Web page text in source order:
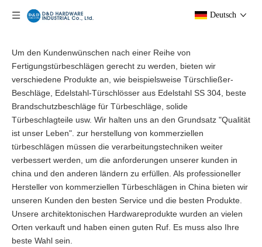
Deutsch
Um den Kundenwünschen nach einer Reihe von
Fertigungstürbeschlägen gerecht zu werden, bieten wir
verschiedene Produkte an, wie beispielsweise Türschließer-
Beschläge, Edelstahl-Türschlösser aus Edelstahl SS 304, beste
Brandschutzbeschläge für Türbeschläge, solide
Türbeschlagteile usw. Wir halten uns an den Grundsatz "Qualität
ist unser Leben". zur herstellung von kommerziellen
türbeschlägen müssen die verarbeitungstechniken weiter
verbessert werden, um die anforderungen unserer kunden in
china und den anderen ländern zu erfüllen. Als professioneller
Hersteller von kommerziellen Türbeschlägen in China bieten wir
unseren Kunden den besten Service und die besten Produkte.
Unsere architektonischen Hardwareprodukte wurden an vielen
Orten verkauft und haben einen guten Ruf. Es muss also Ihre
beste Wahl sein.